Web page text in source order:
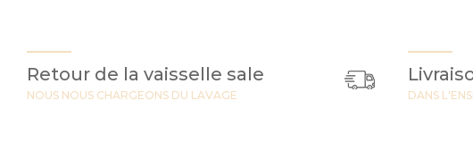
Retour de la vaisselle sale
NOUS NOUS CHARGEONS DU LAVAGE DANS